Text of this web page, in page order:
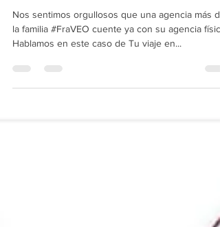
físicas
Nos sentimos orgullosos que una agencia más de
la familia #FraVEO cuente ya con su agencia